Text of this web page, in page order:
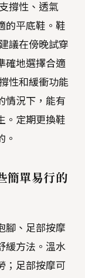
撐性、透氣
的平底鞋。鞋
議在傍晚試穿
確地選擇合適
性和緩衝功能
情況下，能有
。定期更換鞋
。
簡單易行的
腳、足部按摩
緩方法。溫水
；足部按摩可